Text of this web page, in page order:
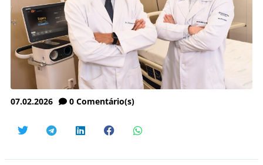
07.02.2026 0 Comentário(s)